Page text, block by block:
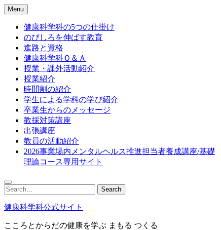
Skip
to
content
Menu
健康科学科の5つの仕掛け
のびしろを伸ばす教育
進路と資格
健康科学科Ｑ＆Ａ
授業・課外活動紹介
授業紹介
時間割の紹介
学生による学科の学び紹介
卒業生からのメッセージ
教採対策講座
出張講座
教員の活動紹介
2026事業場内メンタルヘルス推進担当者養成講座/基礎
理論コース専用サイト
Search
for:
Search
健康科学科公式サイト
こころとからだの健康を学ぶ まもる つくる